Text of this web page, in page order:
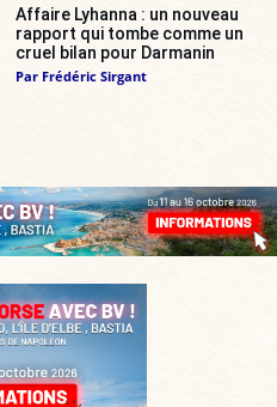
Affaire Lyhanna : un nouveau
rapport qui tombe comme un
cruel bilan pour Darmanin
Par Frédéric Sirgant